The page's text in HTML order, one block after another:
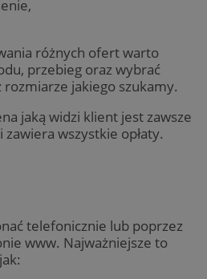
różnych ofert warto
przebieg oraz wybrać
jakiego szukamy.
jaką widzi klient jest zawsze
wszystkie opłaty.
telefonicznie lub poprzez
www. Najważniejsze to